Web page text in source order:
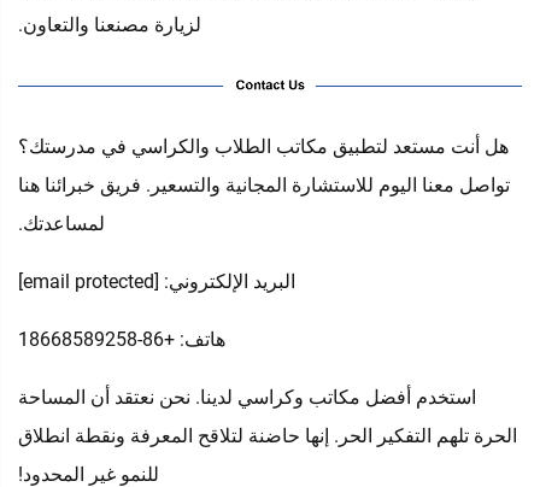
لزيارة مصنعنا والتعاون.
هل أنت مستعد لتطبيق مكاتب الطلاب والكراسي في مدرستك؟
تواصل معنا اليوم للاستشارة المجانية والتسعير. فريق خبرائنا هنا
لمساعدتك.
البريد الإلكتروني: [email protected]
هاتف: +86-18668589258
استخدم أفضل مكاتب وكراسي لدينا. نحن نعتقد أن المساحة
الحرة تلهم التفكير الحر. إنها حاضنة لتلاقح المعرفة ونقطة انطلاق
للنمو غير المحدود!